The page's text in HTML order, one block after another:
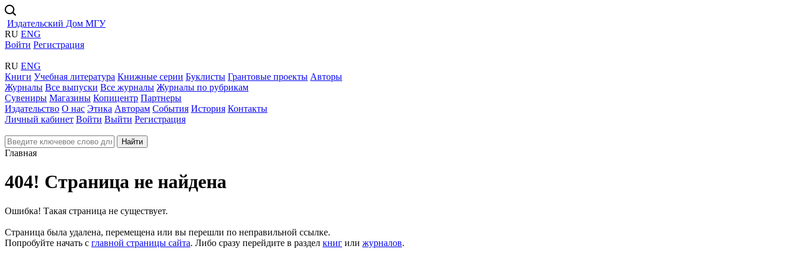
Издательский Дом МГУ
RU ENG
Войти Регистрация
RU ENG
Книги Учебная литература Книжные серии Буклисты Грантовые проекты Авторы
Журналы Все выпуски Все журналы Журналы по рубрикам
Сувениры Магазины Копицентр Партнеры
Издательство О нас Этика Авторам События История Контакты
Личный кабинет Войти Выйти Регистрация
Найти
Главная
404! Страница не найдена
Ошибка! Такая страница не существует.
Страница была удалена, перемещена или вы перешли по неправильной ссылке.
Попробуйте начать с главной страницы сайта. Либо сразу перейдите в раздел книг или журналов.